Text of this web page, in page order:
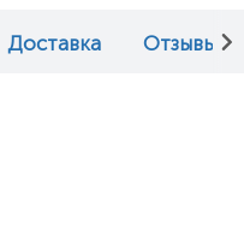
Доставка Отзывы (0)